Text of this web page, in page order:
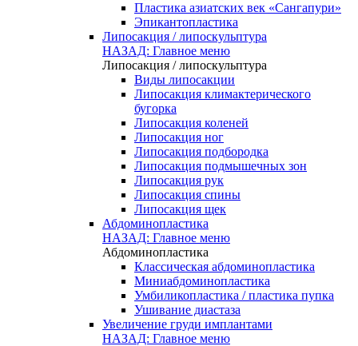
Пластика азиатских век «Сангапури»
Эпикантопластика
Липосакция / липоскульптура
НАЗАД: Главное меню
Липосакция / липоскульптура
Виды липосакции
Липосакция климактерического
бугорка
Липосакция коленей
Липосакция ног
Липосакция подбородка
Липосакция подмышечных зон
Липосакция рук
Липосакция спины
Липосакция щек
Абдоминопластика
НАЗАД: Главное меню
Абдоминопластика
Классическая абдоминопластика
Миниабдоминопластика
Умбиликопластика / пластика пупка
Ушивание диастаза
Увеличение груди имплантами
НАЗАД: Главное меню